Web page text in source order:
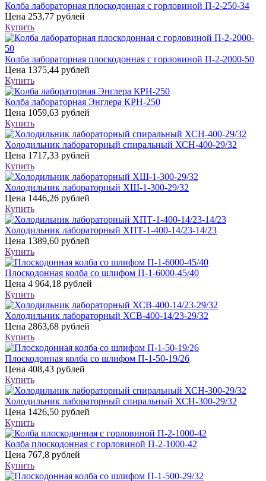
Колба лабораторная плоскодонная с горловиной П-2-250-34
Цена 253,77 рублей
Купить
Колба лабораторная плоскодонная с горловиной П-2-2000-50
Цена 1375,44 рублей
Купить
Колба лабораторная Энглера КРН-250
Цена 1059,63 рублей
Купить
Холодильник лабораторный спиральный ХСН-400-29/32
Цена 1717,33 рублей
Купить
Холодильник лабораторный ХШ-1-300-29/32
Цена 1446,26 рублей
Купить
Холодильник лабораторный ХПТ-1-400-14/23-14/23
Цена 1389,60 рублей
Купить
Плоскодонная колба со шлифом П-1-6000-45/40
Цена 4 964,18 рублей
Купить
Холодильник лабораторный ХСВ-400-14/23-29/32
Цена 2863,68 рублей
Купить
Плоскодонная колба со шлифом П-1-50-19/26
Цена 408,43 рублей
Купить
Холодильник лабораторный спиральный ХСН-300-29/32
Цена 1426,50 рублей
Купить
Колба плоскодонная с горловиной П-2-1000-42
Цена 767,8 рублей
Купить